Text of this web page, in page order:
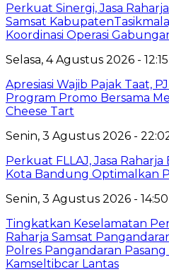
Perkuat Sinergi, Jasa
Samsat
Koordinasi Operasi
Selasa, 4 Agustus 2026 -
Apresiasi Wajib Pajak Taat,
Program Promo Bersama
Cheese Tart
Senin, 3 Agustus 2026 -
Perkuat FLLAJ, Jasa
Kota Bandung Optimalkan
Senin, 3 Agustus 2026 -
Tingkatkan Keselamatan
Raharja Samsat
Polres Pangandaran
Kamseltibcar Lantas